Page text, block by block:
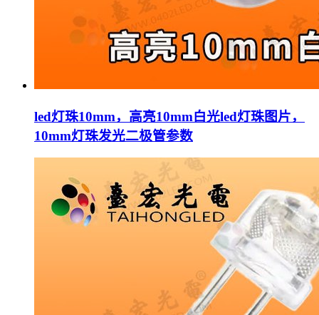
led灯珠10mm，高亮10mm白光led灯珠图片，
10mm灯珠发光二极管参数